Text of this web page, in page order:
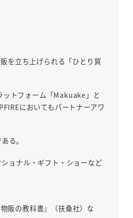
を立ち上げられる「ひとり貿
ットフォーム「Makuake」と
においてもパートナーアワ
る。
ョナル・ギフト・ショーなど
販の教科書』（扶桑社）な